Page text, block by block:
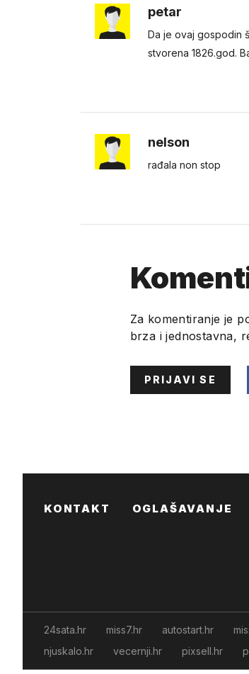
petar
Da je ovaj gospodin
stvorena 1826.god.
nelson
rađala non stop
Za komentiranje je
brza i jednostavna,
PRIJAVI SE
KONTAKT OGLAŠAVANJE
24sata.hr miss7.hr autostart.hr
njuskalo.hr
vecernji.hr pixsell.hr